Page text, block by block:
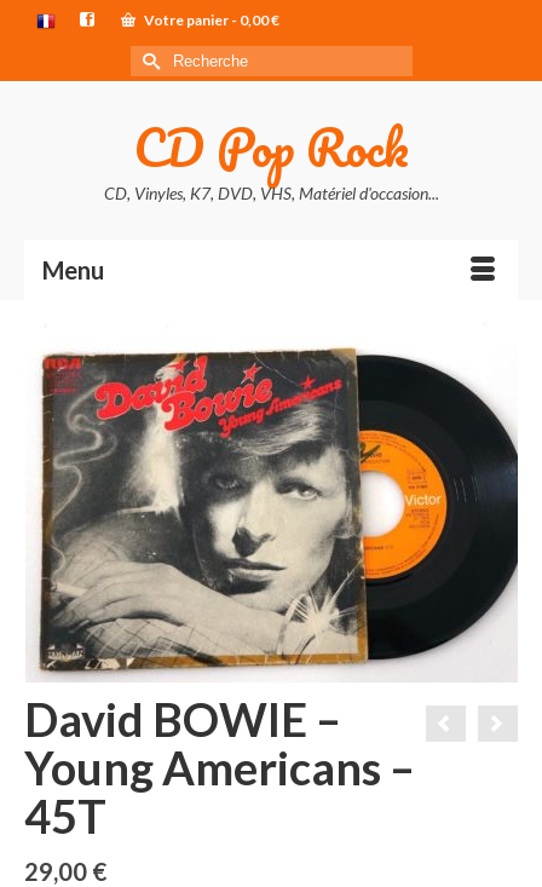
Votre panier - 0,00€
Rechercher :
CD Pop Rock
CD, Vinyles, K7, DVD, VHS, Matériel d'occasion...
Menu
David BOWIE –
Young Americans –
45T
29,00 €